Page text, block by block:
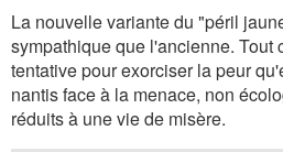
La nouvelle variante du "péril
sympathique que l'ancienne. Tout
tentative pour exorciser la peur
nantis face à la menace, non
réduits à une vie de misère.